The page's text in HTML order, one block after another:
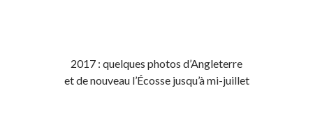
2017 : quelques photos d’Angleterre
et de nouveau l’Écosse jusqu’à mi-juillet